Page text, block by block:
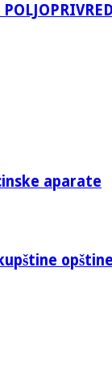
aparate